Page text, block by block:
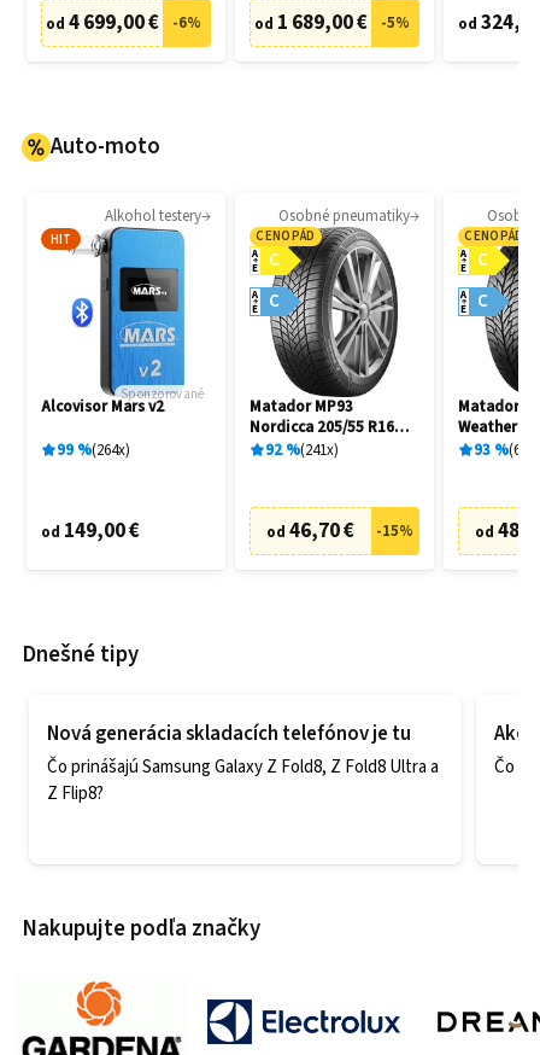
od 4 699,00 € -6% od 1 689,00 € -5% od
Auto-moto
Alkohol testery
HIT
Sponzorované
Alcovisor Mars v2
99% 264x
od 149,00 €
Osobné pneumatiky
CENOPÁD
C
A
E
C
A
E
Matador MP93
Nordicca 205/55 R16
91H
92% 241x
od 46,70 € -15%
CENOPÁD
C
A
E
C
A
E
Matador
Weather
R16 91H
93% 69
od
Dnešné tipy
Nová generácia skladacích telefónov je tu
Čo prinášajú Samsung Galaxy Z Fold8, Z Fold8 Ultra a
Z Flip8?
Ako
Čo
Nakupujte podľa značky